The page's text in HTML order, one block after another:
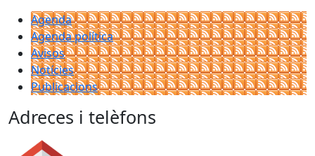
Agenda
Agenda política
Avisos
Notícies
Publicacions
Adreces i telèfons